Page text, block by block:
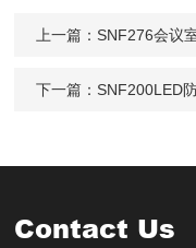
上一篇： SNF276会议室
下一篇： SNF200LED
Contact Us